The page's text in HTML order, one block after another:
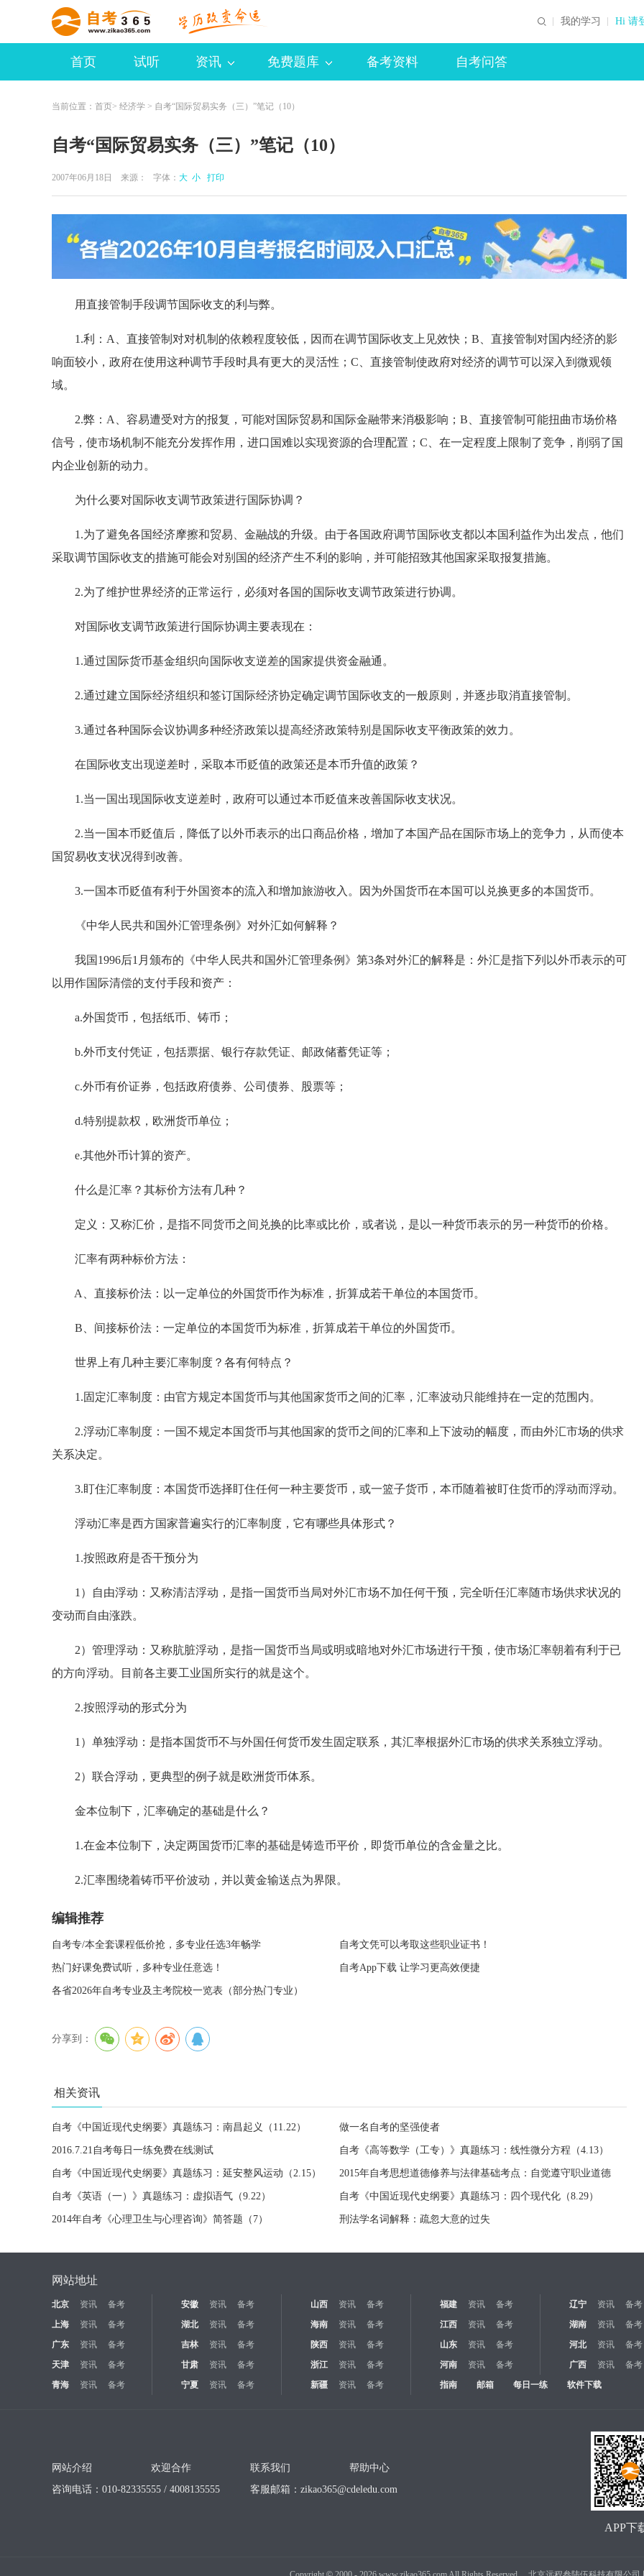
我的学习 Hi 请
首页 试听 资讯 免费题库 备考资料 自考问答
当前位置： 首页> 经济学 > 自考“国际贸易实务（三）”笔记（10）
自考“国际贸易实务（三）”笔记（10）
2007年06月18日 来源： 字体： 大 小 打印
用直接管制手段调节国际收支的利与弊。
1.利：A、直接管制对对机制的依赖程度较低，因而在调节国际收支上见效快；B、直接管制对国内经济的影
响面较小，政府在使用这种调节手段时具有更大的灵活性；C、直接管制使政府对经济的调节可以深入到微观领
域。
2.弊：A、容易遭受对方的报复，可能对国际贸易和国际金融带来消极影响；B、直接管制可能扭曲市场价格
信号，使市场机制不能充分发挥作用，进口国难以实现资源的合理配置；C、在一定程度上限制了竞争，削弱了国
内企业创新的动力。
为什么要对国际收支调节政策进行国际协调？
1.为了避免各国经济摩擦和贸易、金融战的升级。由于各国政府调节国际收支都以本国利益作为出发点，他们
采取调节国际收支的措施可能会对别国的经济产生不利的影响，并可能招致其他国家采取报复措施。
2.为了维护世界经济的正常运行，必须对各国的国际收支调节政策进行协调。
对国际收支调节政策进行国际协调主要表现在：
1.通过国际货币基金组织向国际收支逆差的国家提供资金融通。
2.通过建立国际经济组织和签订国际经济协定确定调节国际收支的一般原则，并逐步取消直接管制。
3.通过各种国际会议协调多种经济政策以提高经济政策特别是国际收支平衡政策的效力。
在国际收支出现逆差时，采取本币贬值的政策还是本币升值的政策？
1.当一国出现国际收支逆差时，政府可以通过本币贬值来改善国际收支状况。
2.当一国本币贬值后，降低了以外币表示的出口商品价格，增加了本国产品在国际市场上的竞争力，从而使本
国贸易收支状况得到改善。
3.一国本币贬值有利于外国资本的流入和增加旅游收入。因为外国货币在本国可以兑换更多的本国货币。
《中华人民共和国外汇管理条例》对外汇如何解释？
我国1996后1月颁布的《中华人民共和国外汇管理条例》第3条对外汇的解释是：外汇是指下列以外币表示的可
以用作国际清偿的支付手段和资产：
a.外国货币，包括纸币、铸币；
b.外币支付凭证，包括票据、银行存款凭证、邮政储蓄凭证等；
c.外币有价证券，包括政府债券、公司债券、股票等；
d.特别提款权，欧洲货币单位；
e.其他外币计算的资产。
什么是汇率？其标价方法有几种？
定义：又称汇价，是指不同货币之间兑换的比率或比价，或者说，是以一种货币表示的另一种货币的价格。
汇率有两种标价方法：
A、直接标价法：以一定单位的外国货币作为标准，折算成若干单位的本国货币。
B、间接标价法：一定单位的本国货币为标准，折算成若干单位的外国货币。
世界上有几种主要汇率制度？各有何特点？
1.固定汇率制度：由官方规定本国货币与其他国家货币之间的汇率，汇率波动只能维持在一定的范围内。
2.浮动汇率制度：一国不规定本国货币与其他国家的货币之间的汇率和上下波动的幅度，而由外汇市场的供求
关系决定。
3.盯住汇率制度：本国货币选择盯住任何一种主要货币，或一篮子货币，本币随着被盯住货币的浮动而浮动。
浮动汇率是西方国家普遍实行的汇率制度，它有哪些具体形式？
1.按照政府是否干预分为
1）自由浮动：又称清洁浮动，是指一国货币当局对外汇市场不加任何干预，完全听任汇率随市场供求状况的
变动而自由涨跌。
2）管理浮动：又称肮脏浮动，是指一国货币当局或明或暗地对外汇市场进行干预，使市场汇率朝着有利于已
的方向浮动。目前各主要工业国所实行的就是这个。
2.按照浮动的形式分为
1）单独浮动：是指本国货币不与外国任何货币发生固定联系，其汇率根据外汇市场的供求关系独立浮动。
2）联合浮动，更典型的例子就是欧洲货币体系。
金本位制下，汇率确定的基础是什么？
1.在金本位制下，决定两国货币汇率的基础是铸造币平价，即货币单位的含金量之比。
2.汇率围绕着铸币平价波动，并以黄金输送点为界限。
编辑推荐
自考专/本全套课程低价抢，多专业任选3年畅学 自考文凭可以考取这些职业证书！
热门好课免费试听，多种专业任意选！ 自考App下载 让学习更高效便捷
各省2026年自考专业及主考院校一览表（部分热门专业）
分享到：
相关资讯
自考《中国近现代史纲要》真题练习：南昌起义（11.22） 做一名自考的坚强使者
2016.7.21自考每日一练免费在线测试 自考《高等数学（工专）》真题练习：线性微分方程（4.13）
自考《中国近现代史纲要》真题练习：延安整风运动（2.15） 2015年自考思想道德修养与法律基础考点：自觉遵守职业道德
自考《英语（一）》真题练习：虚拟语气（9.22） 自考《中国近现代史纲要》真题练习：四个现代化（8.29）
2014年自考《心理卫生与心理咨询》简答题（7） 刑法学名词解释：疏忽大意的过失
网站地址
北京 资讯 备考 安徽 资讯 备考 山西 资讯 备考 福建 资讯 备考 辽宁 资讯
备考
上海
资讯 备考 湖北 资讯 备考 海南 资讯 备考 江西 资讯 备考 湖南 资讯
备考
广东
资讯 备考 吉林 资讯 备考 陕西 资讯 备考 山东 资讯 备考 河北 资讯
备考
天津
资讯 备考 甘肃 资讯 备考 浙江 资讯 备考 河南 资讯 备考 广西 资讯
备考
青海
资讯 备考 宁夏 资讯 备考 新疆 资讯 备考 指南 邮箱 每日一练 软件下载
网站介绍 欢迎合作 联系我们
帮助中心
咨询电话：010-82335555 / 4008135555
客服邮箱： zikao365@cdeledu.com
APP下